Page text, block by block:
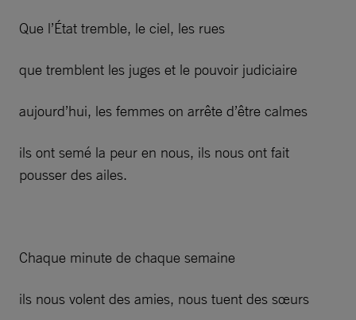
Que l’État tremble, le ciel, les rues
que tremblent les juges et le pouvoir judiciaire
aujourd’hui, les femmes on arrête d’être calmes
ils ont semé la peur en nous, ils nous ont fait
pousser des ailes.
Chaque minute de chaque semaine
ils nous volent des amies, nous tuent des sœurs